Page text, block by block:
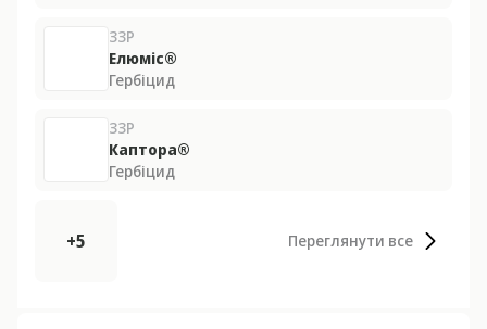
ЗЗР
Елюміс®
Гербіцид
ЗЗР
Каптора®
Гербіцид
+5 Переглянути все